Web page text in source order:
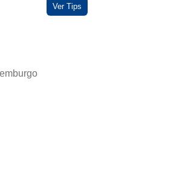
Ver Tips